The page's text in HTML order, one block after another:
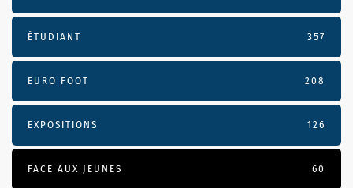
ÉTUDIANT 357
EURO FOOT 208
EXPOSITIONS 126
FACE AUX JEUNES 60